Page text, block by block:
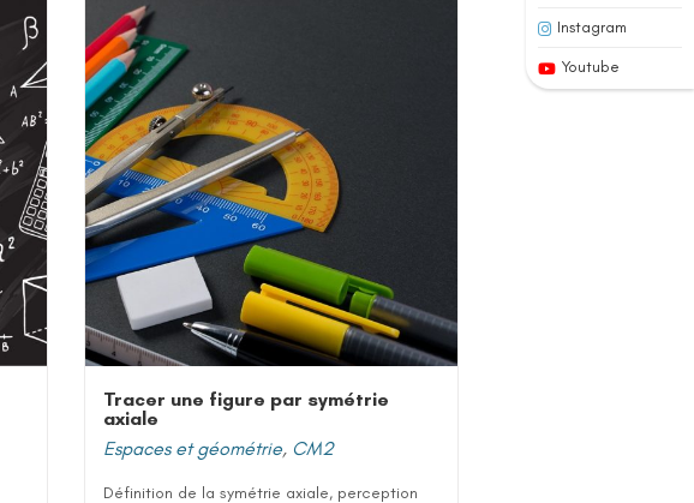
Instagram
Youtube
Tracer une figure par symétrie
axiale
Espaces et géométrie, CM2
Définition de la symétrie axiale, perception